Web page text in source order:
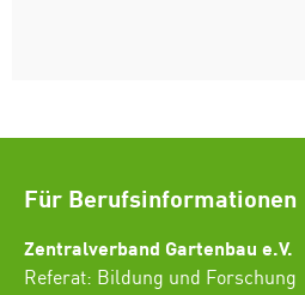
Für Berufsinformationen
Zentralverband Gartenbau e.V.
Referat: Bildung und Forschung